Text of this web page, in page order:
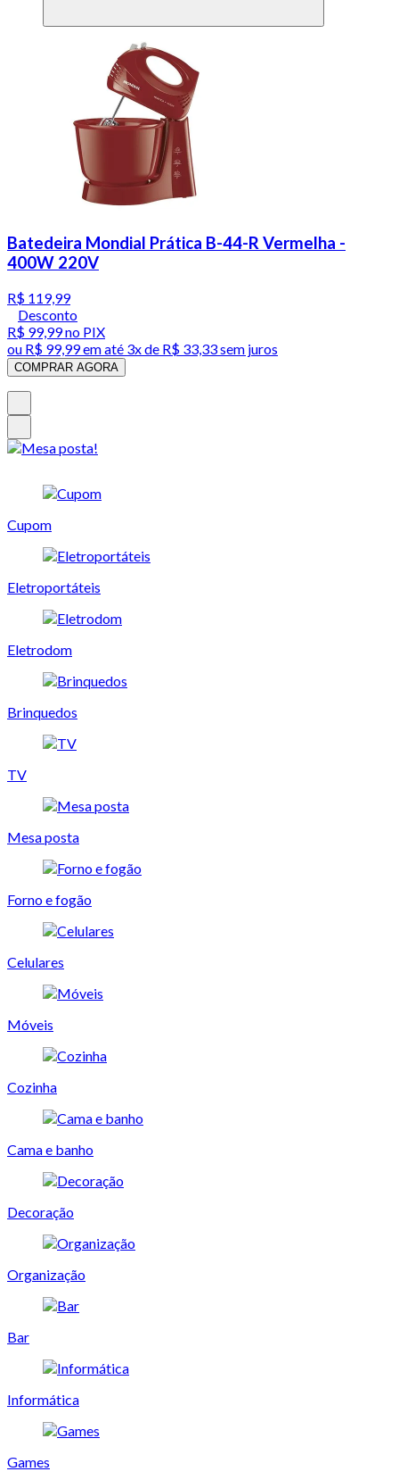
Batedeira Mondial Prática B-44-R Vermelha -
400W 220V
R$ 119,99
Desconto
R$ 99,99no PIX
ou R$ 99,99em até 3x de R$ 33,33 sem juros
COMPRAR AGORA
Cupom
Eletroportáteis
Eletrodom
Brinquedos
TV
Mesa posta
Forno e fogão
Celulares
Móveis
Cozinha
Cama e banho
Decoração
Organização
Bar
Informática
Games